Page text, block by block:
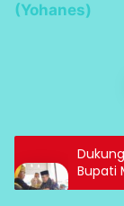
(Yohanes)
Bupati